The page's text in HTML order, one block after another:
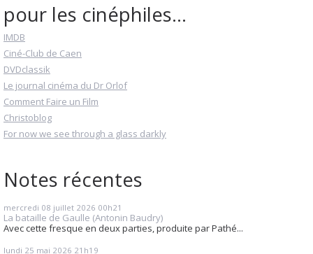
pour les cinéphiles...
IMDB
Ciné-Club de Caen
DVDclassik
Le journal cinéma du Dr Orlof
Comment Faire un Film
Christoblog
For now we see through a glass darkly
Notes récentes
mercredi 08 juillet 2026 00h21
La bataille de Gaulle (Antonin Baudry)
Avec cette fresque en deux parties, produite par Pathé...
lundi 25 mai 2026 21h19